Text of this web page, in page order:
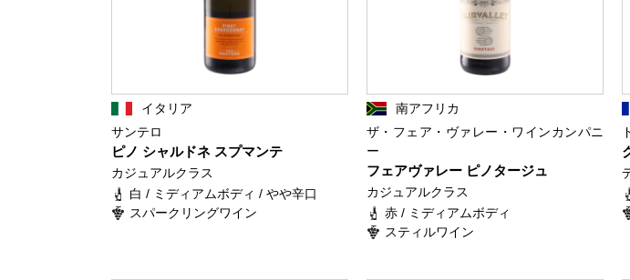
イタリア
サンテロ
ピノ シャルドネ スプマンテ
カジュアルクラス
白 / ミディアムボディ / やや辛口
スパークリングワイン
南アフリカ
ザ・フェア・ヴァレー・ワインカンパニ
ー
フェアヴァレー ピノタージュ
カジュアルクラス
赤 / ミディアムボディ
スティルワイン